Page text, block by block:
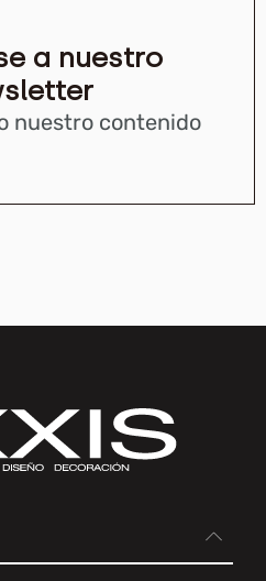
a nuestro
nuestro contenido